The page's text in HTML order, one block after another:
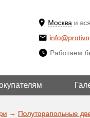
Москва и
ДА!
Работаем
→ Полуторапольные